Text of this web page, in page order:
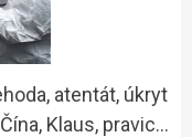
atentát, úkryt
Klaus, pravic…